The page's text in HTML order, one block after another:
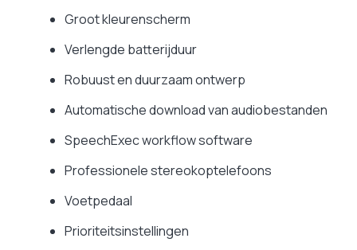
Groot kleurenscherm
Verlengde batterijduur
Robuust en duurzaam ontwerp
Automatische download van audiobestanden
SpeechExec workflow software
Professionele stereokoptelefoons
Voetpedaal
Prioriteitsinstellingen